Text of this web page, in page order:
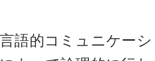
語的コミュニケー